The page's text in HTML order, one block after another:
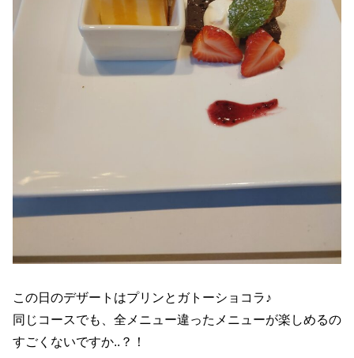
この日のデザートはプリンとガトーショコラ♪
同じコースでも、全メニュー違ったメニューが楽しめるの
すごくないですか..？！